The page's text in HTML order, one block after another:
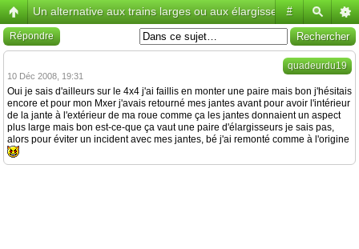
#
Un alternative aux trains larges ou aux élargisseurs
Répondre
quadeurdu19
10 Déc 2008, 19:31
Oui je sais d'ailleurs sur le 4x4 j'ai faillis en monter une paire mais bon j'hésitais
encore et pour mon Mxer j'avais retourné mes jantes avant pour avoir l'intérieur
de la jante à l'extérieur de ma roue comme ça les jantes donnaient un aspect
plus large mais bon est-ce-que ça vaut une paire d'élargisseurs je sais pas,
alors pour éviter un incident avec mes jantes, bé j'ai remonté comme à l'origine